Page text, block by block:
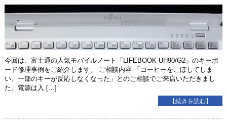
今回は、富士通の人気モバイルノート「LIFEBOOK UH90/G2」のキーボ
ード修理事例をご紹介します。 ご相談内容 「コーヒーをこぼしてしま
い、一部のキーが反応しなくなった」とのご相談でご来店いただきまし
た。電源は入 […]
【続きを読む】